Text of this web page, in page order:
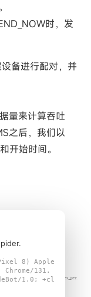
时，发
备进行配对，并
量来计算吞吐
之后，我们以
开始时间。
8) Apple
131.
1.0; +cl